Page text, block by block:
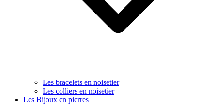
Les bracelets en noisetier
Les colliers en noisetier
Les Bijoux en pierres